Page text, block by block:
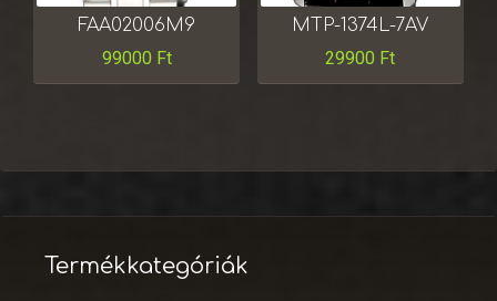
FAA02006M9
99000 Ft
MTP-1374L-7AV
29900 Ft
Termékkategóriák